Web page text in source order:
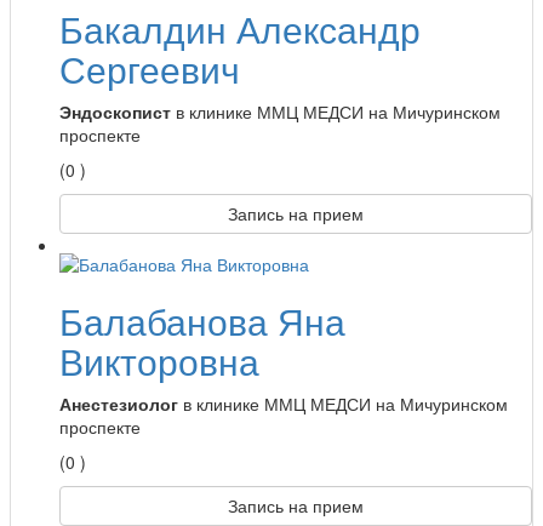
Бакалдин Александр
Сергеевич
Эндоскопист в клинике ММЦ МЕДСИ на Мичуринском
проспекте
(0 )
Запись на прием
Балабанова Яна
Викторовна
Анестезиолог в клинике ММЦ МЕДСИ на Мичуринском
проспекте
(0 )
Запись на прием